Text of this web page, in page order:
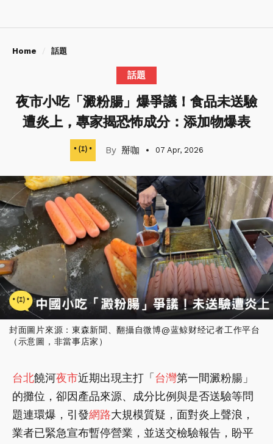
Home 話題
話題
夜市小吃「澱粉腸」爆爭議！食品未送驗
遭炎上，專家揭恐怖成分：添加物爆表
掰咖 07 Apr, 2026
封面圖片來源：東森新聞、翻攝自微博@蓝鲸财经记者工作平台
（示意圖，非當事店家）
台北饒河夜市近期出現主打「台灣第一間澱粉腸」
的攤位，卻因產品來源、成分比例與是否送驗等問
題連環爆，引發網路大規模質疑，面對炎上聲浪，
業者已緊急宣布暫停營業，並送交檢驗報告，盼平